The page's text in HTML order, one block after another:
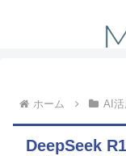
ホーム AI
DeepSeek